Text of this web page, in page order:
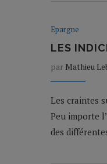
Epargne
LES
par Mathieu
Les craintes
Peu importe
des